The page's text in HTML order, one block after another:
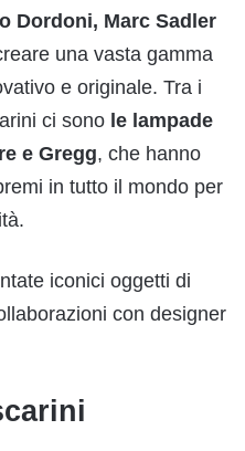
Dordoni, Marc Sadler
una vasta gamma
e originale. Tra i
ci sono le lampade
e Gregg, che hanno
in tutto il mondo per
iconici oggetti di
con designer